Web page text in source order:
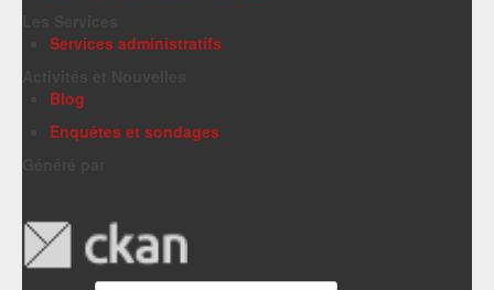
Services administratifs
Blog
Enquêtes et sondages